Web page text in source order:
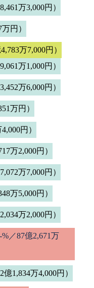
万3,000円）
円）
4,783万7,000円）
万1,000円）
万6,000円）
万円）
円）
万2,000円）
万7,000円）
万5,000円）
万2,000円）
-%／87億2,671万
億1,834万4,000円）